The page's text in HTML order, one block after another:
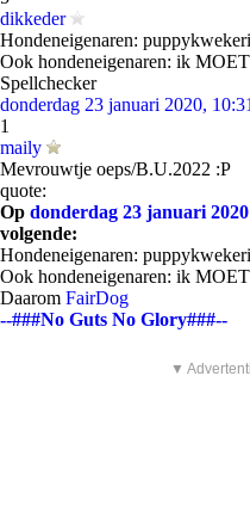
dikkeder
Hondeneigenaren:
Ook hondeneigenaren: ik
Spellchecker
donderdag 23 januari 2020,
1
maily
Mevrouwtje oeps/B.U.2022 :P
quote:
Op donderdag 23 januari
volgende:
Hondeneigenaren:
Ook hondeneigenaren: ik
Daarom FairDog
--###No Guts No Glory###--
▼